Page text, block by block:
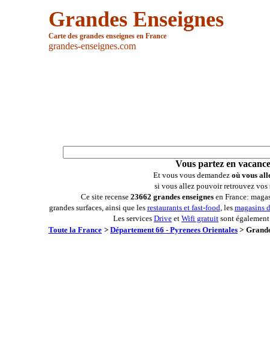
Grandes Enseignes
Carte des grandes enseignes en France
grandes-enseignes.com
Vous partez en
Et vous vous demandez où vous
si vous allez pouvoir retrouvez vos
Ce site recense 23662 grandes enseignes en France:
grandes surfaces, ainsi que les restaurants et fast-food, les magasins
Les services Drive et Wifi gratuit sont
Toute la France > Département 66 - Pyrenees Orientales >